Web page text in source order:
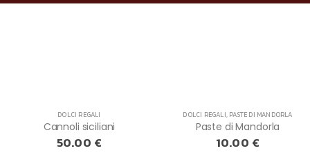
DOLCI REGALI
Cannoli siciliani
50.00 €
DOLCI REGALI, PASTE DI MANDORLA
Paste di Mandorla
10.00 €